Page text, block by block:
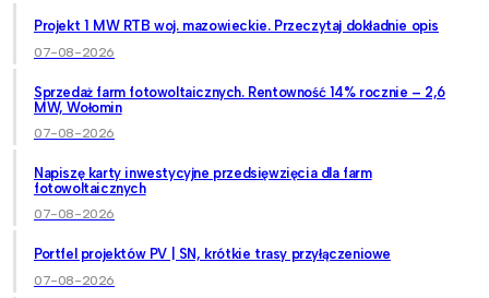
Projekt 1 MW RTB woj. mazowieckie. Przeczytaj dokładnie opis
07-08-2026
Sprzedaż farm fotowoltaicznych. Rentowność 14% rocznie – 2,6
MW, Wołomin
07-08-2026
Napiszę karty inwestycyjne przedsięwzięcia dla farm
fotowoltaicznych
07-08-2026
Portfel projektów PV | SN, krótkie trasy przyłączeniowe
07-08-2026